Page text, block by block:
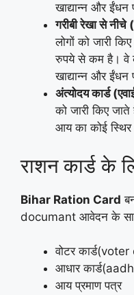
खाद्यान्न और ईंधन
गरीबी रेखा से नीचे
लोगों को जारी
रुपये से कम है। वे
खाद्यान्न और ईंधन
अंत्योदय कार्ड
को जारी किए
आय का कोई स्थिर
राशन कार्ड के
Bihar Ration Card
documant आवेदन के
वोटर
आधार
आय प्रमाण पत्र